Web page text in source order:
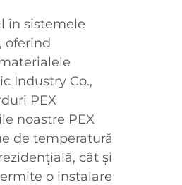
în sistemele
oferind
Industry Co.,
PEX
noastre PEX
de temperatură
cât și
o instalare